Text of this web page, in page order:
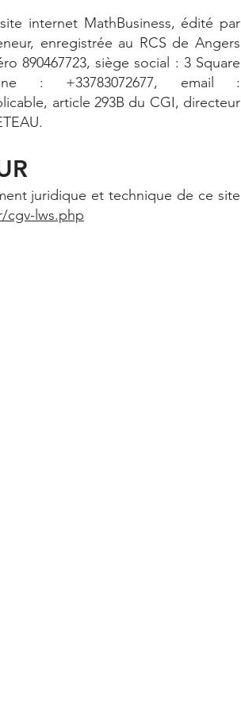
internet MathBusiness, édité par
enregistrée au RCS de Angers
890467723, siège social : 3 Square
: +33783072677, email :
article 293B du CGI, directeur
juridique et technique de ce site
cgv-lws.php